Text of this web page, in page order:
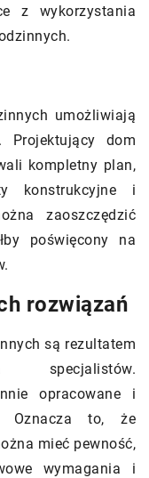
z wykorzystania
umożliwiają
Projektujący dom
kompletny plan,
konstrukcyjne i
zaoszczędzić
poświęcony na
rozwiązań
są rezultatem
specjalistów.
opracowane i
Oznacza to, że
mieć pewność,
wymagania i